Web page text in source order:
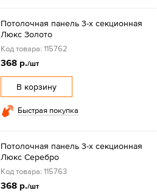
Потолочная панель 3-х секционная
Люкс Золото
Код товара: 115762
368 р./шт
В корзину
Быстрая покупка
Потолочная панель 3-х секционная
Люкс Серебро
Код товара: 115763
368 р./шт